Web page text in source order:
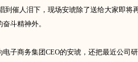
到催人泪下，现场安琥除了送给大家即将
斗精神外。
商务集团CEO的安琥，还把最近公司研